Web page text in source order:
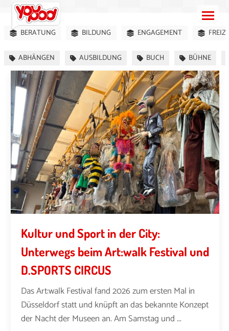
BERATUNG BILDUNG ENGAGEMENT
ABHÄNGEN AUSBILDUNG BUCH BÜHNE
Kultur und Sport in der City:
Unterwegs beim Art:walk Festival und
D.SPORTS CIRCUS
Das Art:walk Festival fand 2026 zum ersten Mal in
Düsseldorf statt und knüpft an das bekannte Konzept
der Nacht der Museen an. Am Samstag und ...